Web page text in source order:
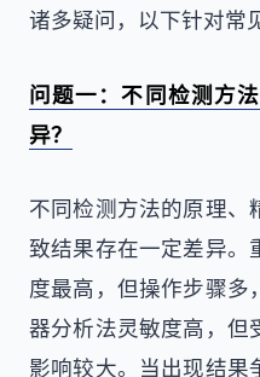
诸多疑问，以下针对常
问题一：不同检测方
异？
不同检测方法的原理、
致结果存在一定差异。
度最高，但操作步骤多
器分析法灵敏度高，但
影响较大。当出现结果